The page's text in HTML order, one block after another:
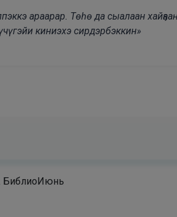
араарар. Төһө да сыалаан
киниэхэ сирдэрбэккин»
БиблиоИюнь